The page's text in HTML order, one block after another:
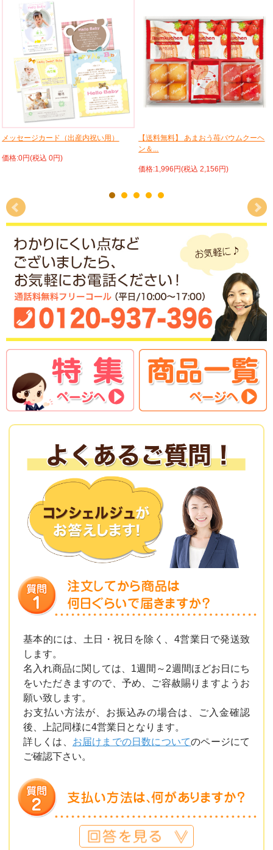
メッセージカード（出産内祝い用）
価格:0円(税込 0円)
【送料無料】 あまおう苺バウムクーヘ
ン＆...
価格:1,996円(税込 2,156円)
基本的には、土日・祝日を除く、4営業日で発送致
します。
名入れ商品に関しては、1週間～2週間ほどお日にち
をいただきますので、予め、ご容赦賜りますようお
願い致します。
お支払い方法が、お振込みの場合は、ご入金確認
後、上記同様に4営業日となります。
詳しくは、 お届けまでの日数についてのページにて
ご確認下さい。